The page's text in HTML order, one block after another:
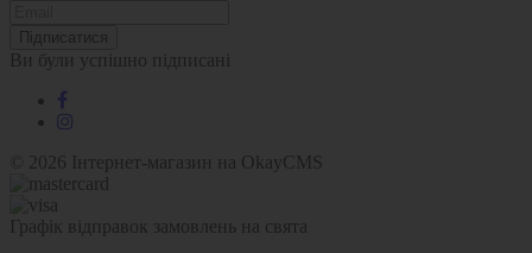
Підписатися
Ви були успішно підписані
© 2026 Інтернет-магазин на OkayCMS
Графік відправок замовлень на свята